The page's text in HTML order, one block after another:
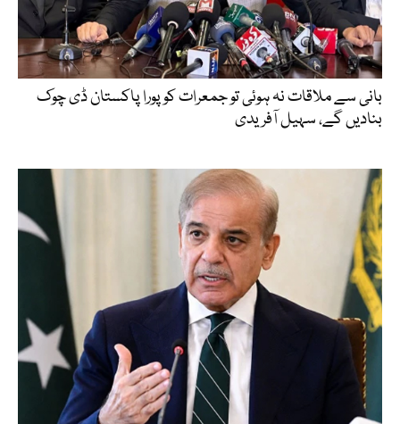
بانی سے ملاقات نہ ہوئی تو جمعرات کو پورا پاکستان ڈی چوک
بنادیں گے، سہیل آفریدی